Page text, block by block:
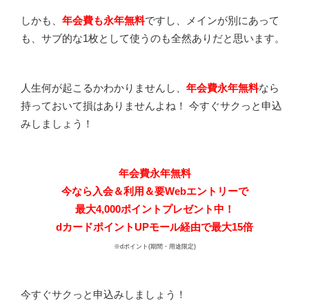
しかも、 年会費も永年無料ですし、メインが別にあって
も、サブ的な1枚として使うのも全然ありだと思います。
人生何が起こるかわかりませんし、 年会費永年無料なら
持っておいて損はありませんよね！ 今すぐサクっと申込
みしましょう！
年会費永年無料
今なら入会＆利用＆要Webエントリーで
最大4,000ポイントプレゼント中！
dカードポイントUPモール経由で最大15倍
※dポイント(期間・用途限定)
今すぐサクっと申込みしましょう！